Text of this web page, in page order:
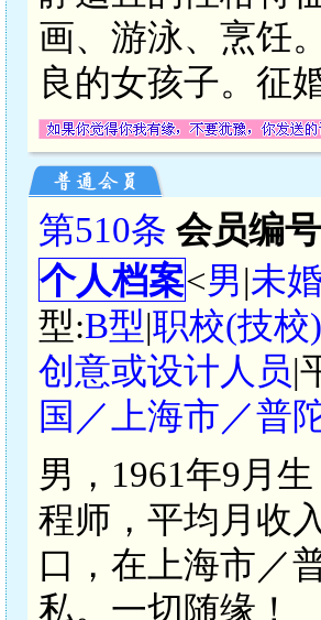
画、游泳、烹饪
良的女孩子。征
第510条 会员编
个人档案<男|未婚
型:B型|职校(技校)
创意或设计人员|
国／上海市／普
男，1961年9月
程师，平均月收
口，在上海市／
私。一切随缘！